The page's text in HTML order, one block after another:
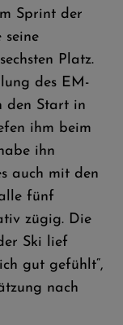
Sprint der
seine
Platz.
des EM-
den Start in
ihm beim
ihn
auch mit den
fünf
zügig. Die
Ski lief
gut gefühlt“,
nach